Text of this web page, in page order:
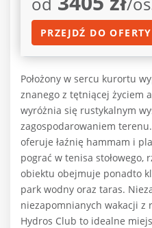
PRZEJDŹ DO OFERTY
Położony w sercu kurortu
znanego z tętniącej życiem
wyróżnia się rustykalnym
zagospodarowaniem
oferuje łaźnię hammam i
pograć w tenisa
obiektu obejmuje ponadto
park wodny oraz taras.
niezapomnianych wakacji z
Hydros Club to idealne